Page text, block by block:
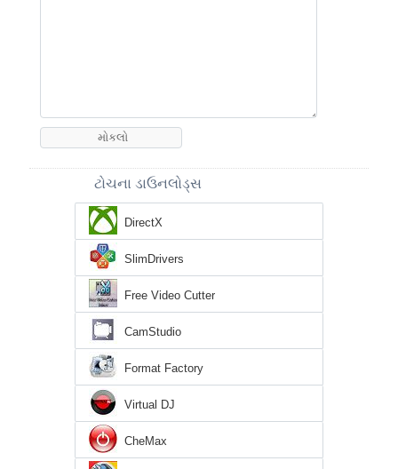
ટોચના ડાઉનલોડ્સ
DirectX
SlimDrivers
Free Video Cutter
CamStudio
Format Factory
Virtual DJ
CheMax